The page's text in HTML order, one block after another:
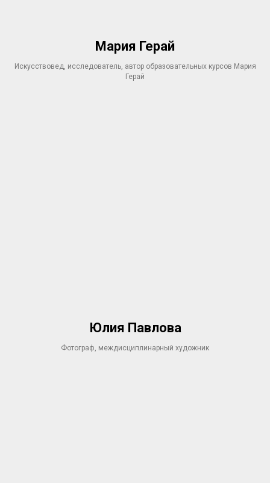
Мария Герай
Искусствовед, исследователь, автор образовательных курсов Мария
Герай
Юлия Павлова
Фотограф, междисциплинарный художник